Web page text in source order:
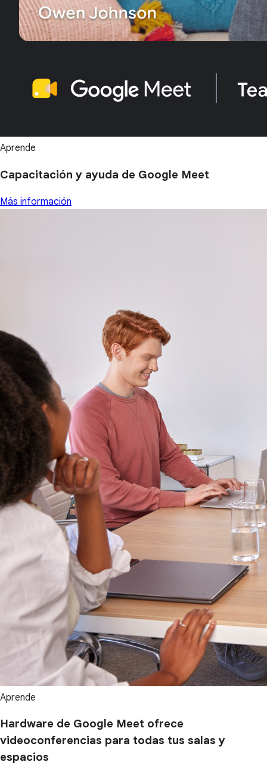
Aprende
Capacitación y ayuda de Google Meet
Más información
Aprende
Hardware de Google Meet ofrece
videoconferencias para todas tus salas y
espacios